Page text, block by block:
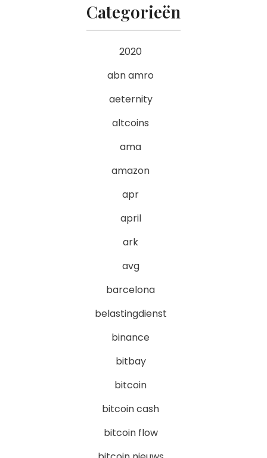
Categorieën
2020
abn amro
aeternity
altcoins
ama
amazon
apr
april
ark
avg
barcelona
belastingdienst
binance
bitbay
bitcoin
bitcoin cash
bitcoin flow